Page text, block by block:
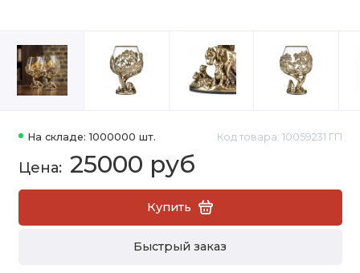
На складе: 1000000 шт. Код товара: 10059231 ГП
25000 руб
Купить
Быстрый заказ